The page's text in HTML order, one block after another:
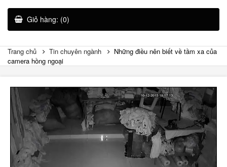
Giỏ hàng: (0)
Trang chủ Tin chuyên ngành
Những điều nên biết về tầm xa của
camera hồng ngoại